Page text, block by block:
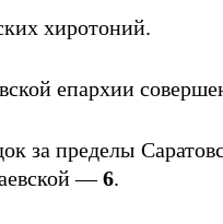
хиротоний.
епархии
за пределы
—6.